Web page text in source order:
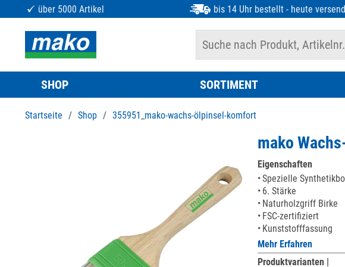
über 5000 Artikel bis 14 Uhr bestellt - heute
SHOP SORTIMENT
Startseite / Shop / 355951_mako-wachs-ölpinsel-komfort
mako
Eigenschaften
Spezielle
6. Stärke
Naturholzgriff Birke
FSC-zertifiziert
Kunststofffassung
Mehr Erfahren
Produktvarianten |